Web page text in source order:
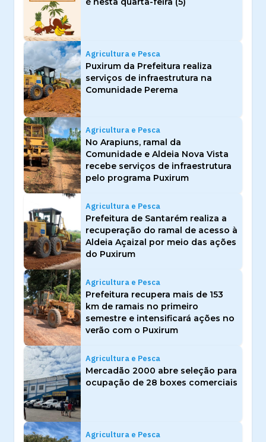
Agricultura e Pesca
Puxirum da Prefeitura realiza
serviços de infraestrutura na
Comunidade Perema
Agricultura e Pesca
No Arapiuns, ramal da
Comunidade e Aldeia Nova Vista
recebe serviços de infraestrutura
pelo programa Puxirum
Agricultura e Pesca
Prefeitura de Santarém realiza a
recuperação do ramal de acesso à
Aldeia Açaizal por meio das ações
do Puxirum
Agricultura e Pesca
Prefeitura recupera mais de 153
km de ramais no primeiro
semestre e intensificará ações no
verão com o Puxirum
Agricultura e Pesca
Mercadão 2000 abre seleção para
ocupação de 28 boxes comerciais
Agricultura e Pesca